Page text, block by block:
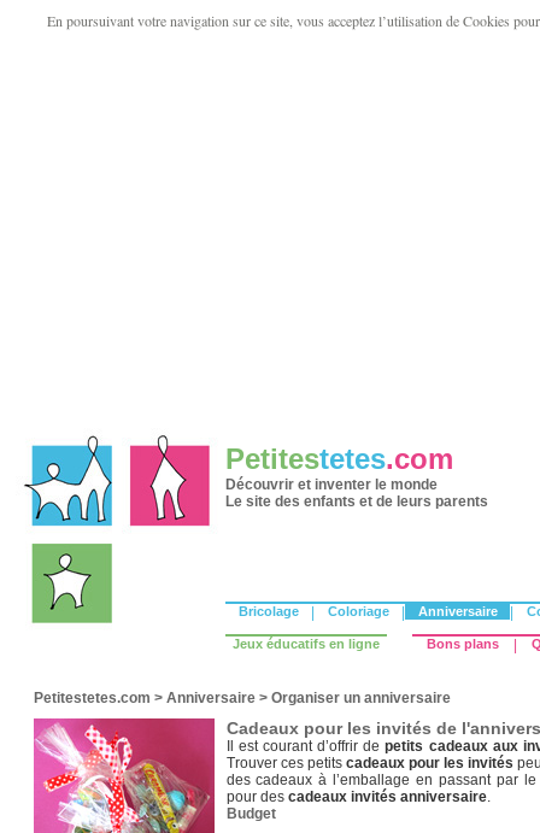
En poursuivant votre navigation sur ce site, vous acceptez l’utilisation de Cookies
Petitestetes.com
Découvrir et inventer le monde
Le site des enfants et de leurs parents
Bricolage Coloriage Anniversaire
Jeux éducatifs en ligne Bons plans
Petitestetes.com > Anniversaire > Organiser un anniversaire
Cadeaux pour les invités de
Il est courant d’offrir depetits cadeaux aux
Trouver ces petits cadeaux pour les invités
des cadeaux à l’emballage en passant par
pour des cadeaux invités anniversaire.
Budget